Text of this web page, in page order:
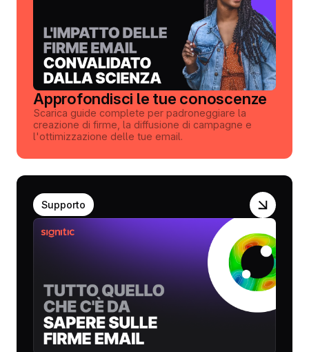
Approfondisci le tue conoscenze
Scarica guide complete per padroneggiare la
creazione di firme, la diffusione di campagne e
l'ottimizzazione delle tue email.
Supporto